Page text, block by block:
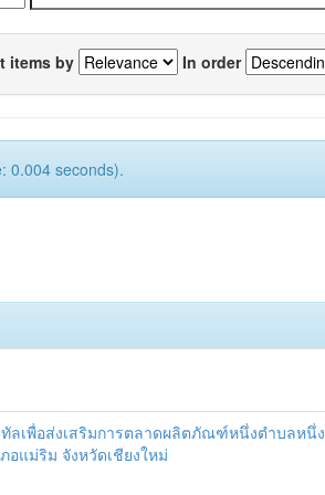
items by In order
0.004 seconds).
ลเพื่อส่งเสริมการตลาดผลิตภัณฑ์หนึ่งตำบลหนึ่ง
อแม่ริม จังหวัดเชียงใหม่